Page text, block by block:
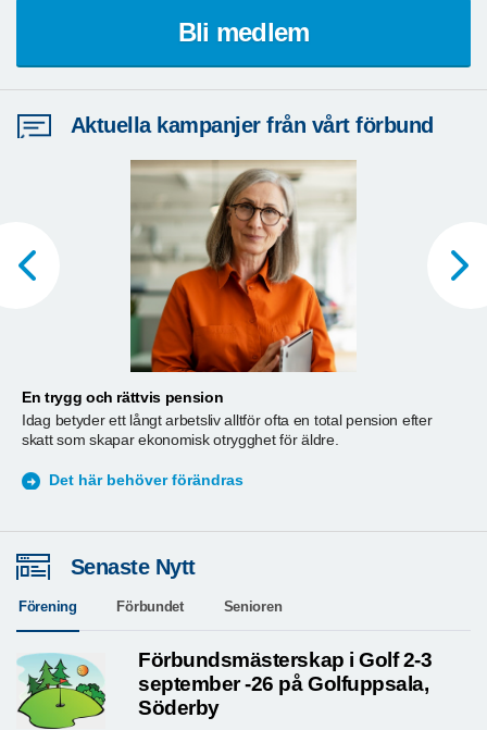
Bli medlem
Aktuella kampanjer från vårt förbund
En trygg och rättvis pension
Idag betyder ett långt arbetsliv alltför ofta en total pension efter
skatt som skapar ekonomisk otrygghet för äldre.
Det här behöver förändras
Senaste Nytt
Förening Förbundet Senioren
Förbundsmästerskap i Golf 2-3
september -26 på Golfuppsala,
Söderby